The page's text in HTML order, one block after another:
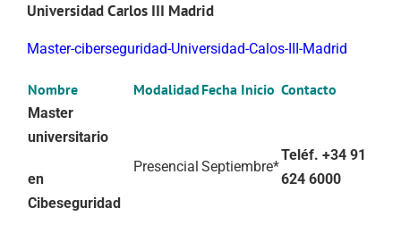
Universidad Carlos III Madrid
Master-ciberseguridad-Universidad-Calos-III-Madrid
Nombre Modalidad Fecha Inicio Contacto
Master
universitario
en
Cibeseguridad
Presencial Septiembre*
Teléf. +34 91
624 6000